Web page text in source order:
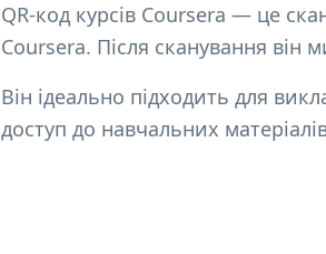
QR-код курсів Coursera — це
Coursera. Після сканування він
Він ідеально підходить для
доступ до навчальних